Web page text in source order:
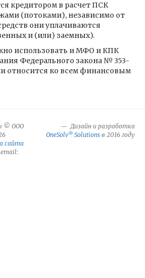
кредитором в расчет ПСК
(потоками), независимо от
они уплачиваются
и (или) заемных).
использовать и МФО и КПК
Федерального закона № 353-
относится ко всем финансовым
© ООО
сайта
email:
Дизайн и разработка
OneSolv® Solutions в 2016 году